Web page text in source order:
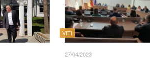
VITI
27/04/2023